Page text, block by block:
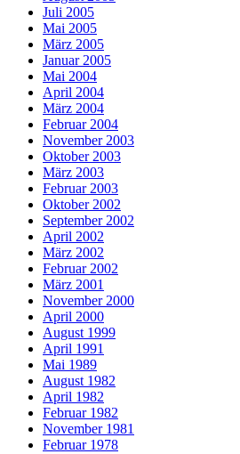
Juli 2005
Mai 2005
März 2005
Januar 2005
Mai 2004
April 2004
März 2004
Februar 2004
November 2003
Oktober 2003
März 2003
Februar 2003
Oktober 2002
September 2002
April 2002
März 2002
Februar 2002
März 2001
November 2000
April 2000
August 1999
April 1991
Mai 1989
August 1982
April 1982
Februar 1982
November 1981
Februar 1978